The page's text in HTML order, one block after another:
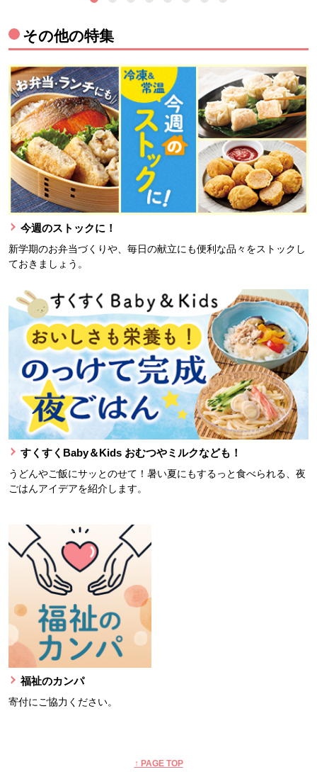
その他の特集
今週のストックに！
新学期のお弁当づくりや、毎日の献立にも便利な品々をストックし
ておきましょう。
すくすくBaby＆Kids おむつやミルクなども！
うどんやご飯にサッとのせて！暑い夏にもするっと食べられる、夜
ごはんアイデアを紹介します。
福祉のカンパ
寄付にご協力ください。
↑ PAGE TOP